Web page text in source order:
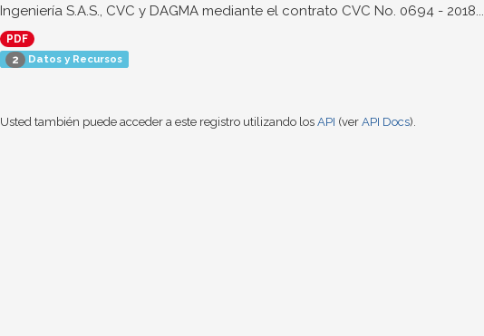
Ingeniería S.A.S., CVC y DAGMA mediante el contrato CVC No. 0694 - 2018...
PDF
2
Datos y Recursos
Usted también puede acceder a este registro utilizando los API (ver API Docs).